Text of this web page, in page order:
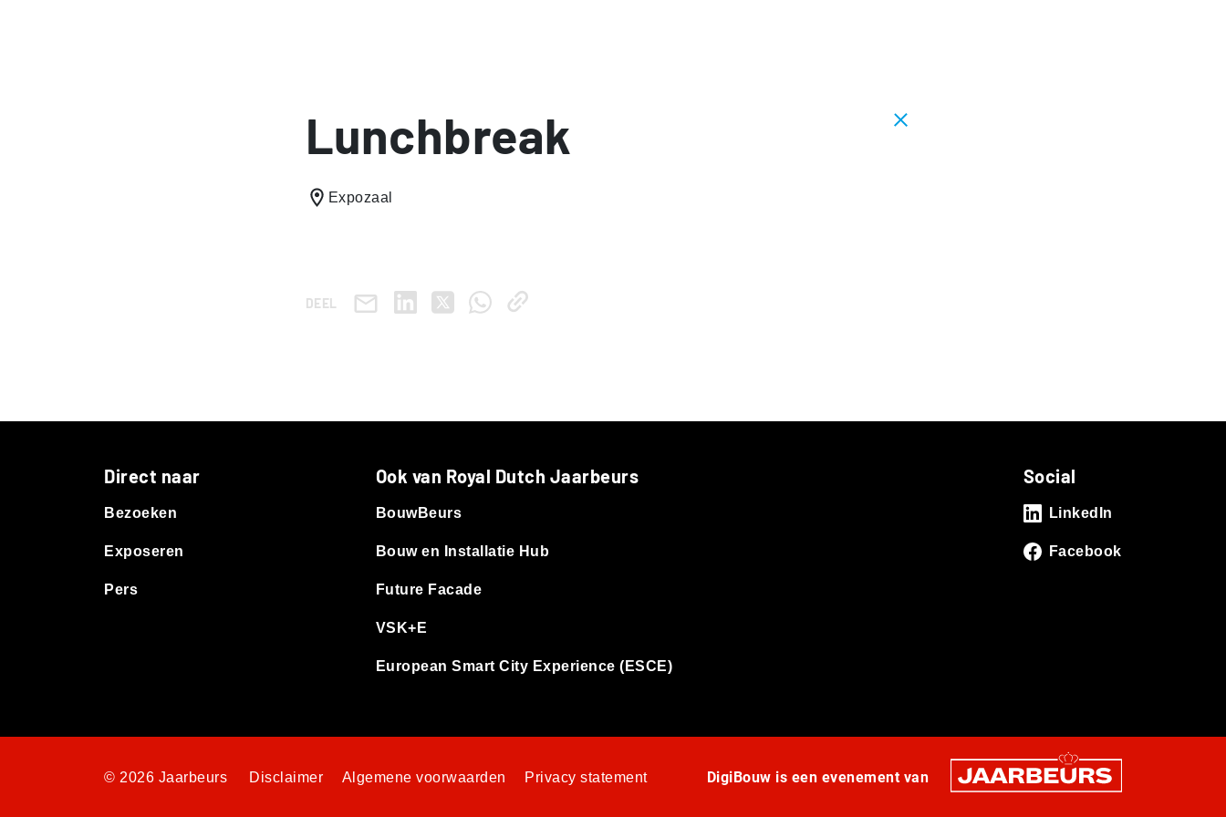
Lunchbreak
Expozaal
DEEL
Direct naar
Bezoeken
Exposeren
Pers
Ook van Royal Dutch Jaarbeurs
BouwBeurs
Bouw en Installatie Hub
Future Facade
VSK+E
European Smart City Experience (ESCE)
Social
LinkedIn
Facebook
© 2026 Jaarbeurs Disclaimer Algemene voorwaarden Privacy statement DigiBouw is een evenement van